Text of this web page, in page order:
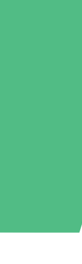
per användning